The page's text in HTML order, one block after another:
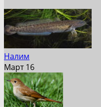
Налим
Март 16